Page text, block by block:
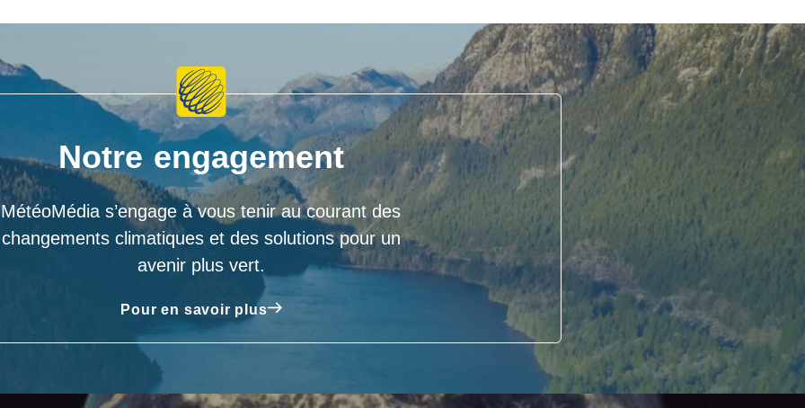
Notre engagement
MétéoMédia s’engage à vous tenir au courant des
changements climatiques et des solutions pour un
avenir plus vert.
Pour en savoir plus